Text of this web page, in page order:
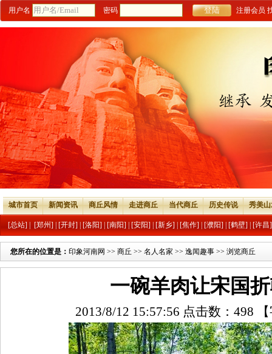
用户名 密码 注册会员
城市首页 新闻资讯 商丘风情 走进商丘 当代商丘 历史传说 秀美
[总站] [郑州] [开封] [洛阳] [南阳] [安阳] [新乡] [焦作] [濮阳] [鹤壁] [许昌]
您所在的位置是： 印象河南网 >> 商丘 >> 名人名家 >> 逸闻趣事 >> 浏览商丘
一碗羊肉让宋国
2013/8/12 15:57:56 点击数：498